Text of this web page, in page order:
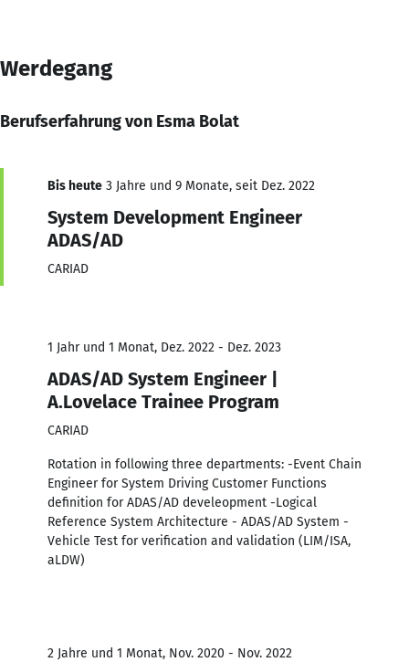
Werdegang
Berufserfahrung von Esma Bolat
Bis heute 3 Jahre und 9 Monate, seit Dez. 2022
System Development Engineer
ADAS/AD
CARIAD
1 Jahr und 1 Monat, Dez. 2022 - Dez. 2023
ADAS/AD System Engineer |
A.Lovelace Trainee Program
CARIAD
Rotation in following three departments: -Event Chain
Engineer for System Driving Customer Functions
definition for ADAS/AD develeopment -Logical
Reference System Architecture - ADAS/AD System -
Vehicle Test for verification and validation (LIM/ISA,
aLDW)
2 Jahre und 1 Monat, Nov. 2020 - Nov. 2022